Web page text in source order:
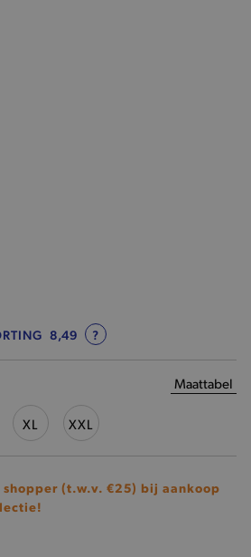
8,49 ?
Maattabel
XL XXL
shopper (t.w.v. €25) bij aankoop